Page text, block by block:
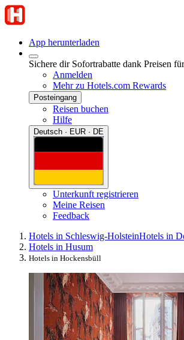
App herunterladen
Sichere dir Sofortrabatte dank Preisen
Anmelden
Mehr zu Hotels.com Rewards
Posteingang
Reisen buchen
Hilfe
Deutsch · EUR · DE
Unterkunft registrieren
Meine Reisen
Feedback
Hotels in Schleswig-HolsteinHotels in
Hotels in Husum
Hotels in Hockensbüll